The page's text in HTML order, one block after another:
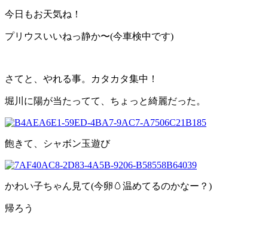
今日もお天気ね！
プリウスいいねっ静か〜(今車検中です)
さてと、やれる事。カタカタ集中！
堀川に陽が当たってて、ちょっと綺麗だった。
飽きて、シャボン玉遊び
かわい子ちゃん見て(今卵🥚温めてるのかなー？)
帰ろう